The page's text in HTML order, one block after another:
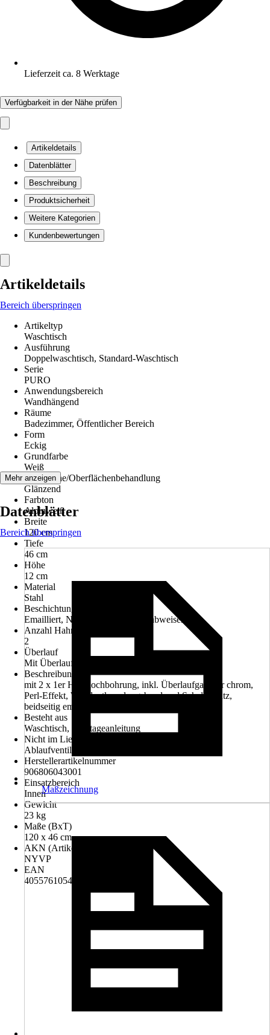
Lieferzeit ca. 8 Werktage
Verfügbarkeit in der Nähe prüfen
Artikeldetails
Datenblätter
Beschreibung
Produktsicherheit
Weitere Kategorien
Kundenbewertungen
Artikeldetails
Bereich überspringen
Artikeltyp
Waschtisch
Ausführung
Doppelwaschtisch, Standard-Waschtisch
Serie
PURO
Anwendungsbereich
Wandhängend
Räume
Badezimmer, Öffentlicher Bereich
Form
Eckig
Grundfarbe
Weiß
Oberfläche/Oberflächenbehandlung
Glänzend
Farbton
Alpinweiß
Breite
120 cm
Tiefe
46 cm
Höhe
12 cm
Material
Stahl
Beschichtung
Emailliert, Nano-Effekt (schmutzabweisend)
Anzahl Hahnlöcher
2
Überlauf
Mit Überlauf
Beschreibung
mit 2 x 1er Hahnlochbohrung, inkl. Überlaufgarnitur chrom,
Perl-Effekt, Wandentkopplungsband und Schallschutz,
beidseitig emailliert
Besteht aus
Waschtisch, Montageanleitung
Nicht im Lieferumfang enthalten
Ablaufventil
Herstellerartikelnummer
906806043001
Einsatzbereich
Innen
Gewicht
23 kg
Maße (BxT)
120 x 46 cm
AKN (Artikelkurznummer)
NYVP
EAN
4055761054607
Mehr anzeigen
Datenblätter
Bereich überspringen
Maßzeichnung